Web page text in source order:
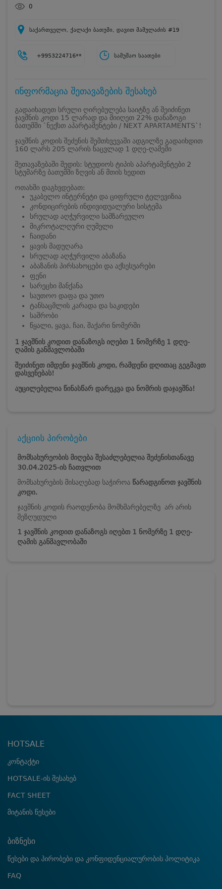
0
საქართველო, ქალაქი ბათუმი, დავით მამულაძის #19
+9953224716** სამუშაო საათები
ინფორმაცია შეთავაზების შესახებ
გადაიხადეთ სრული ღირებულება საიტზე ან შეიძინეთ
ჯავშნის კოდი 15 ლარად და მიიღეთ 22% დანაზოგი
ბათუმში `ნექსთ აპარტამენტები / NEXT APARTAMENTS`!
ჯავშნის კოდის შეძენის შემთხვევაში ადგილზე გადაიხდით
160 ლარს 205 ლარის ნაცვლად 1 დღე-ღამეში
შეთავაზებაში შედის: სტუდიოს ტიპის აპარტამენტები 2
სტუმარზე ბათუმში ზღვის ან მთის ხედით
ოთახში დაგხვდებათ:
უკაბელო ინტერნეტი და ციფრული ტელევიზია
კონდიცირების ინდივიდუალური სისტემა
სრულად აღჭურვილი სამზარეულო
მიკროტალღური ღუმელი
ჩაიდანი
ყავის მადუღარა
სრულად აღჭურვილი აბაზანა
აბაზანის პირსახოცები და აქსესუარები
ფენი
სარეცხი მანქანა
საუთოო დაფა და უთო
ტანსაცმლის კარადა და საკიდები
საშრობი
წყალი, ყავა, ჩაი, შაქარი ნომერში
1 ჯავშნის კოდით დანაზოგს იღებთ 1 ნომერზე 1 დღე-
ღამის განმავლობაში
შეიძინეთ იმდენი ჯავშნის კოდი, რამდენი დღითაც გეგმავთ
დასვენებას!
აუცილებელია წინასწარ დარეკვა და ნომრის დაჯავშნა!
აქციის პირობები
მომსახურეობის მიღება შესაძლებელია შეძენისთანავე
30.04.2025-ის ჩათვლით
მომსახურების მისაღებად საჭიროა წარადგინოთ ჯავშნის
კოდი.
ჯავშნის კოდის რაოდენობა მომხმარებელზე არ არის
შეზღუდული
1 ჯავშნის კოდით დანაზოგს იღებთ 1 ნომერზე 1 დღე-
ღამის განმავლობაში
HOTSALE
კონტაქტი
HOTSALE-ის შესახებ
FACT SHEET
მიტანის წესები
ბიზნესი
წესები და პირობები და კონფიდენციალურობის პოლიტიკა
FAQ